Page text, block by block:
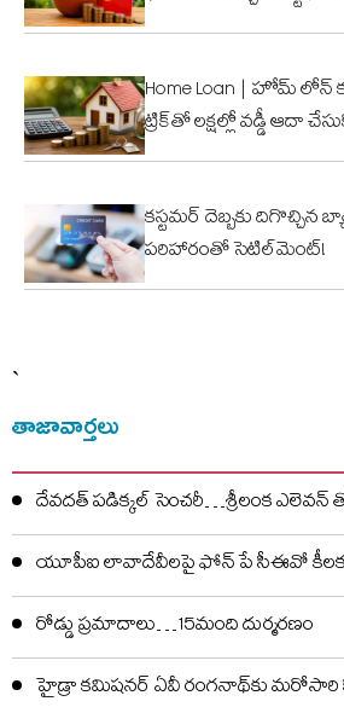
Home Loan | హోమ్ లోన్
ట్రిక్‌తో లక్షల్లో వడ్డీ ఆదా
కస్టమర్ దెబ్బకు దిగొచ్చిన
పరిహారంతో సెటిల్‌మెంట్!
`
తాజావార్తలు
దేవదత్ పడిక్కల్‌ సెంచరీ…శ్రీలంక ఎలెవన్
యూపీఐ లావాదేవీలపై ఫోన్ పే సీఈవో కీలక
రోడ్డు ప్రమాదాలు…15మంది దుర్మరణం
హైడ్రా కమిషనర్ ఏవీ రంగనాథ్‌కు మరోసారి